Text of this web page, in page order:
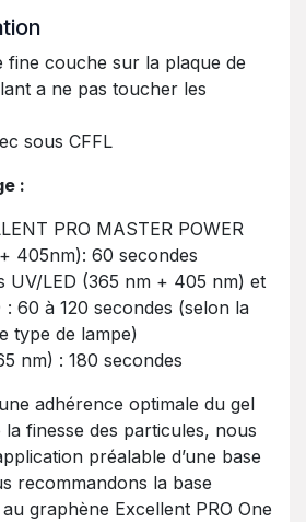
fine couche sur la plaque de
a ne pas toucher les
sous CFFL
:
PRO MASTER POWER
405nm): 60 secondes
UV/LED (365 nm + 405 nm) et
: 60 à 120 secondes (selon la
type de lampe)
nm) : 180 secondes
adhérence optimale du gel
finesse des particules, nous
préalable d’une base
recommandons la base
graphène Excellent PRO One